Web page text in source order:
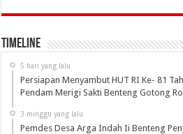
Timeline
5 hari yang lalu
Persiapan Menyambut HUT RI Ke- 81
Pendam Merigi Sakti Benteng Gotong
3 minggu yang lalu
Pemdes Desa Arga Indah Ii Benteng